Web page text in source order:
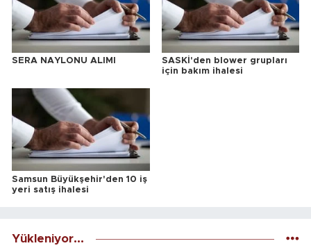
SERA NAYLONU ALIMI
SASKİ'den blower grupları
için bakım ihalesi
Samsun Büyükşehir'den 10 iş
yeri satış ihalesi
Yükleniyor...